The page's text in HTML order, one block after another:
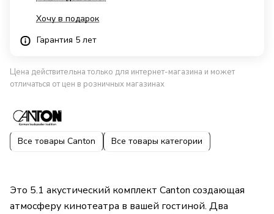
Хочу в подарок
Гарантия 5 лет
Цена действительна только для интернет-магазина и может
отличаться от цен в розничных магазинах
Все товары Canton Все товары категории
Это 5.1 акустический комплект Canton создающая
атмосферу кинотеатра в вашей гостиной. Два